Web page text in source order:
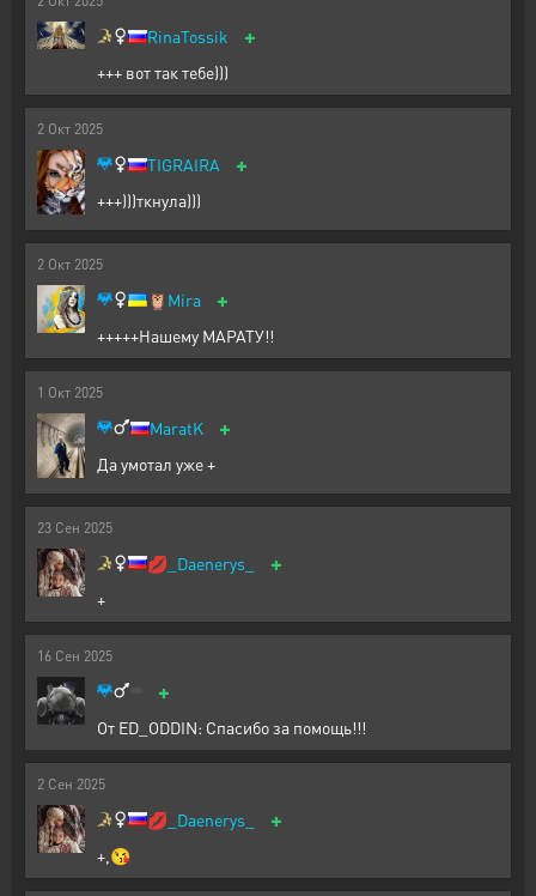
RinaTossik +
+++ вот так тебе)))
2 Окт 2025
TIGRAIRA +
+++)))ткнула)))
2 Окт 2025
🦉 Mira +
+++++Нашему МАРАТУ!!
1 Окт 2025
MaratK +
Да умотал уже +
23 Сен 2025
💋 _Daenerys_ +
+
16 Сен 2025
+
От ED_ODDIN: Спасибо за помощь!!!
2 Сен 2025
💋 _Daenerys_ +
+,😘